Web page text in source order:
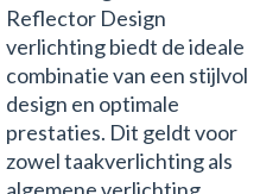
Reflector Design
verlichting biedt de ideale
combinatie van een stijlvol
design en optimale
prestaties. Dit geldt voor
zowel taakverlichting als
algemene verlichting.